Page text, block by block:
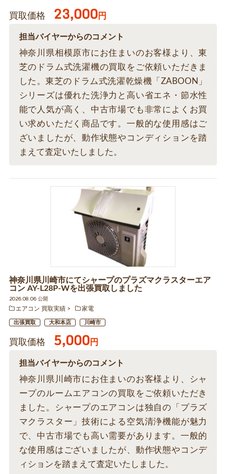
買取価格 23,000円
担当バイヤーからのコメント
神奈川県相模原市にお住まいのお客様より、東
芝のドラム式洗濯機の買取をご依頼いただきま
した。東芝のドラム式洗濯乾燥機「ZABOON」
シリーズは優れた洗浄力と高い省エネ・節水性
能で人気が高く、中古市場でも非常によくお買
い求めいただく商品です。一般的な使用感はご
ざいましたが、動作状態やコンディションを踏
まえて査定いたしました。
神奈川県川崎市にてシャープのプラズマクラスターエア
コン AY-L28P-Wを出張買取しました
2026.08.06 公開
エアコン 買取実績
家電
出張買取 大和本店 川崎市
買取価格 5,000円
担当バイヤーからのコメント
神奈川県川崎市にお住まいのお客様より、シャ
ープのルームエアコンの買取をご依頼いただき
ました。シャープのエアコンは独自の「プラズ
マクラスター」技術による空気清浄機能が魅力
で、中古市場でも高い需要があります。一般的
な使用感はございましたが、動作状態やコンデ
ィションを踏まえて査定いたしました。